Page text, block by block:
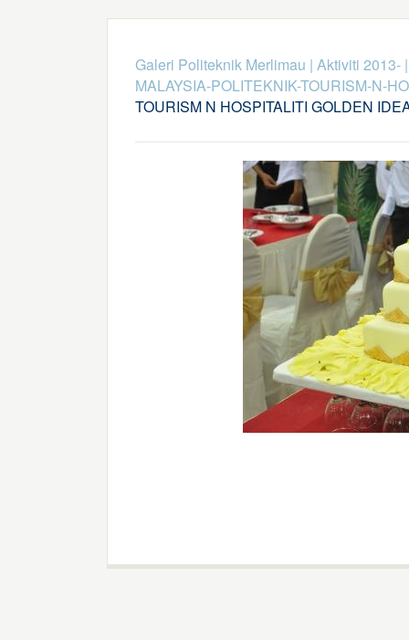
Galeri Politeknik Merlimau | Aktiviti 2013-
MALAYSIA-POLITEKNIK-TOURISM-N-
TOURISM N HOSPITALITI GOLDEN